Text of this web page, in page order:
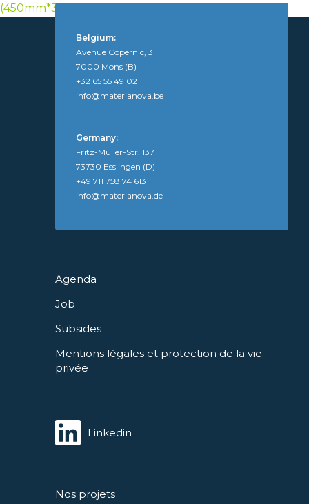
(450mm*300mm*300mm)
Nos projets
Agenda
Job
Subsides
Mentions légales et protection de la vie
privée
Belgium:
Avenue Copernic, 3
7000 Mons (B)
+32 65 55 49 02
info@materianova.be
Germany:
Fritz-Müller-Str. 137
73730 Esslingen (D)
+49 711 758 74 613
info@materianova.de
Linkedin